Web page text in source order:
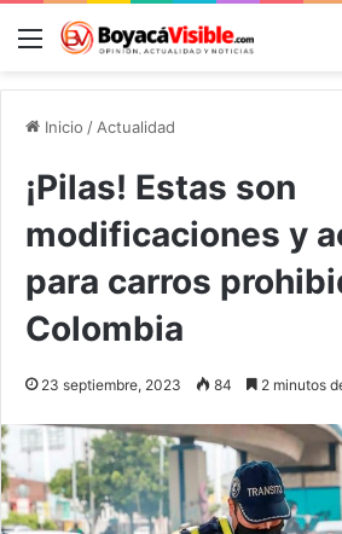
Menú
Inicio / Actualidad
¡Pilas! Estas son
modificaciones y
para carros
Colombia
23 septiembre, 2023 84 2 minutos